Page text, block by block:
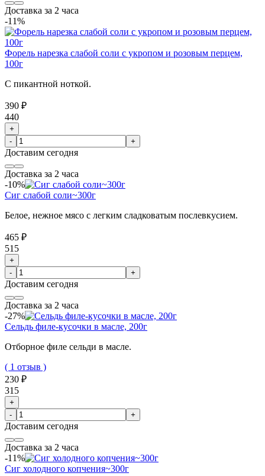
Доставка за 2 часа
-11%
Форель нарезка слабой соли с укропом и розовым перцем,
100г
С пикантной ноткой.
390 ₽
440
+
-
+
Доставим сегодня
Доставка за 2 часа
-10%
Сиг слабой соли~300г
Белое, нежное мясо с легким сладковатым послевкусием.
465 ₽
515
+
-
+
Доставим сегодня
Доставка за 2 часа
-27%
Сельдь филе-кусочки в масле, 200г
Отборное филе сельди в масле.
( 1 отзыв )
230 ₽
315
+
-
+
Доставим сегодня
Доставка за 2 часа
-11%
Сиг холодного копчения~300г